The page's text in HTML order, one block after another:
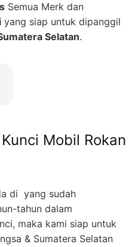
Semua Merk dan
yang siap untuk dipanggil
Selatan.
Mobil Rokan
di yang sudah
tahun dalam
maka kami siap untuk
& Sumatera Selatan